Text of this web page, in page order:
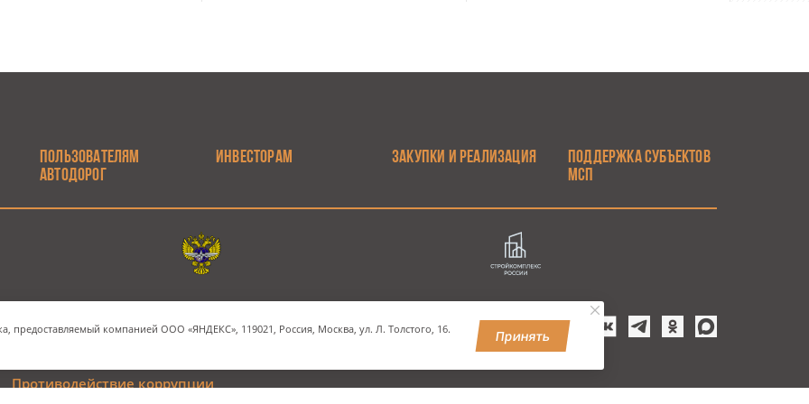
ПОЛЬЗОВАТЕЛЯМ
АВТОДОРОГ
ИНВЕСТОРАМ ЗАКУПКИ И РЕАЛИЗАЦИЯ
ПОДДЕРЖКА СУБЪЕКТОВ
МСП
Электронная почта Наш адрес
Противодействие коррупции
предоставляемый компанией ООО «ЯНДЕКС», 119021, Россия, Москва, ул. Л. Толстого, 16.
Принять